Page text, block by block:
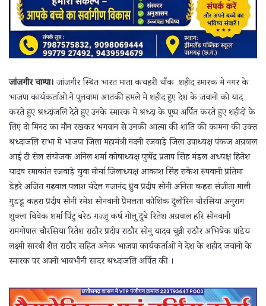
जांजगीर चाम्पा।जांजगीर स्थित भारत माता कचहरी चौंक शहीद स्मारक मे नगर के
भाजपा कार्यकर्ताओ ने पुलवामा आतंकी हमले मे शहीद हुए देश के जवानो को याद
करते हुए श्रध्दांजलि देते हुए उनके स्मारक मे श्रध्दा के पुष्प अर्पित करते हुए शहीदो के
लिए दो मिनट का मौन रखकर भगवान से उनकी आत्मा की शांति की कामना की उक्त
श्रध्दांजलि सभा मे भाजपा जिला महामंत्री नंदनी रजवाड़े जिला उपाध्यक्ष पंकज अग्रवाल
आई टी सेल संयोजक अनिल शर्मा कोषाध्यक्ष पुष्पेंद्र प्रताप सिंह मंडल अध्यक्ष हितेश
यादव रमाकांत रजवाड़े युवा मोर्चा जिलाध्यक्ष आकाश सिंह राकेश रुपवानी प्रतिमा
डेहरे अजित गढ़वाल पलाश चंदेल गजानंद ध्रुव प्रदीप सोनी अनिता कहरा संजीता माली
गुडडू कहरा प्रदीप सोनी रमेश सोनवानी प्रेमलता कौशिक दुलौरिन चौरसिया अनुराग
शुक्ला विवेक शर्मा पिंटु बरेठ गज्जू कर्ष गोलु दुबे रितेश अग्रवाल हरि सोनवानी
रामगोपाल चौरसिया रितेश राठौर प्रदीप राठौर सोनु यादव चुन्नी राठौर अभिषेक पांडेय
लक्ष्मी सारथी शैल राठौर सहित अनेक भाजपा कार्यकर्ताओ ने देश के शहीद जवानो के
स्मारक पर अपनी भावभीनी सादर श्रध्दांजलि अर्पित की ।